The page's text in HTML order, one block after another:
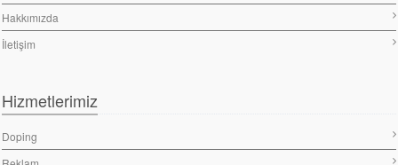
Hakkımızda
İletişim
Hizmetlerimiz
Doping